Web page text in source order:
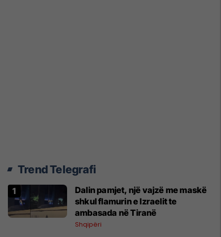
Trend Telegrafi
Dalin pamjet, një vajzë me maskë
shkul flamurin e Izraelit te
ambasada në Tiranë
Shqipëri